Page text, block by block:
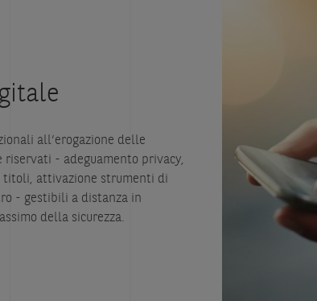
all’erogazione delle
riservati - adeguamento privacy,
attivazione strumenti di
- gestibili a distanza in
della sicurezza.